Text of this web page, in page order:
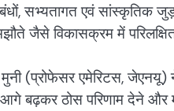
सभ्यतागत एवं सांस्कृतिक
जैसे विकासक्रम में
(प्रोफेसर एमेरिटस,
बढ़कर ठोस परिणाम देने और